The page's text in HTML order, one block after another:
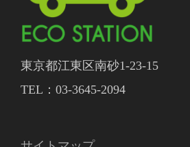
東京都江東区南砂1-23-15
TEL：03-3645-2094